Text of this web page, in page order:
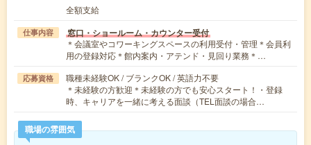
全額支給
仕事内容 窓口・ショールーム・カウンター受付
＊会議室やコワーキングスペースの利用受付・管理＊会員利
用の登録対応＊館内案内・アテンド・見回り業務＊…
応募資格
職種未経験OK / ブランクOK / 英語力不要
＊未経験の方歓迎＊未経験の方でも安心スタート！・登録
時、キャリアを一緒に考える面談（TEL面談の場合…
職場の雰囲気